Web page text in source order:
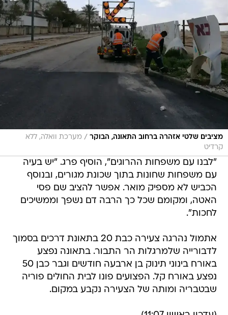
מציבים שלטי אזהרה ברחוב התאונה, הבוקר
"לבנו עם משפחות ההרוגים", הוסיף פרג. "יש בעיה
עם משפחות שחונות בתוך שכונת מגורים, ובנוסף
הכביש לא מספיק מואר. אפשר להציב שם פסי
האטה, ומקומם שכל כך הרבה דם נשפך וממשיכים
לחכות".
באורח בינוני תינוק בן ארבעה חודשים וגבר כבן 50
נפצע באורח קל. הפצועים פונו לבית החולים פוריה
שבטבריה ומותה של הצעירה נקבע במקום.
(עדכון ראשון 11:07)